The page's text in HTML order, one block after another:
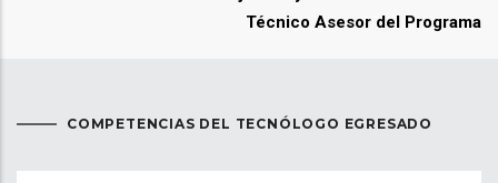
Técnico Asesor del Programa
COMPETENCIAS DEL TECNÓLOGO EGRESADO